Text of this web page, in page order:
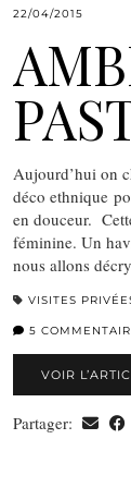
22/04/2015
Aujourd’hui on
déco ethnique
en douceur.
féminine. Un
nous allons
VISITES
5
VOIR
Partager: